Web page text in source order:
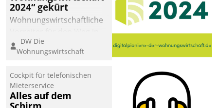
2024“ gekürt
Wohnungswirtschaftliche
eine digitale Zukunft zu
finden, ist das Ziel des
der
Wohnungswirtschaft“.
Bewerben können sich
DW Die
Wohnungswirtschaft
Cockpit für telefonischen
Mieterservice
Alles auf dem